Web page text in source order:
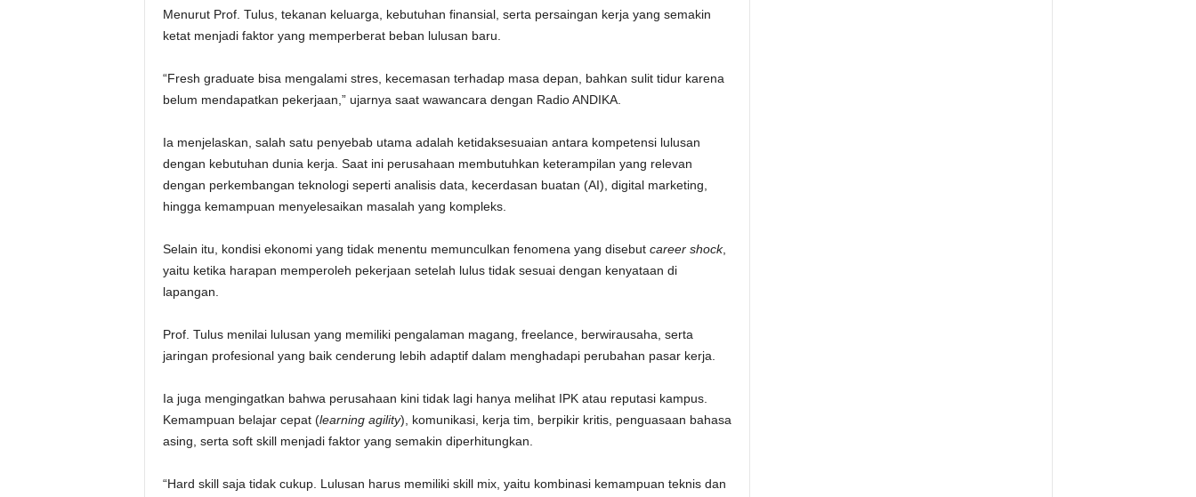
Menurut Prof. Tulus, tekanan keluarga, kebutuhan finansial, serta persaingan kerja yang semakin
ketat menjadi faktor yang memperberat beban lulusan baru.
“Fresh graduate bisa mengalami stres, kecemasan terhadap masa depan, bahkan sulit tidur karena
belum mendapatkan pekerjaan,” ujarnya saat wawancara dengan Radio ANDIKA.
Ia menjelaskan, salah satu penyebab utama adalah ketidaksesuaian antara kompetensi lulusan
dengan kebutuhan dunia kerja. Saat ini perusahaan membutuhkan keterampilan yang relevan
dengan perkembangan teknologi seperti analisis data, kecerdasan buatan (AI), digital marketing,
hingga kemampuan menyelesaikan masalah yang kompleks.
Selain itu, kondisi ekonomi yang tidak menentu memunculkan fenomena yang disebut career shock,
yaitu ketika harapan memperoleh pekerjaan setelah lulus tidak sesuai dengan kenyataan di
lapangan.
Prof. Tulus menilai lulusan yang memiliki pengalaman magang, freelance, berwirausaha, serta
jaringan profesional yang baik cenderung lebih adaptif dalam menghadapi perubahan pasar kerja.
Ia juga mengingatkan bahwa perusahaan kini tidak lagi hanya melihat IPK atau reputasi kampus.
Kemampuan belajar cepat (learning agility), komunikasi, kerja tim, berpikir kritis, penguasaan bahasa
asing, serta soft skill menjadi faktor yang semakin diperhitungkan.
“Hard skill saja tidak cukup. Lulusan harus memiliki skill mix, yaitu kombinasi kemampuan teknis dan